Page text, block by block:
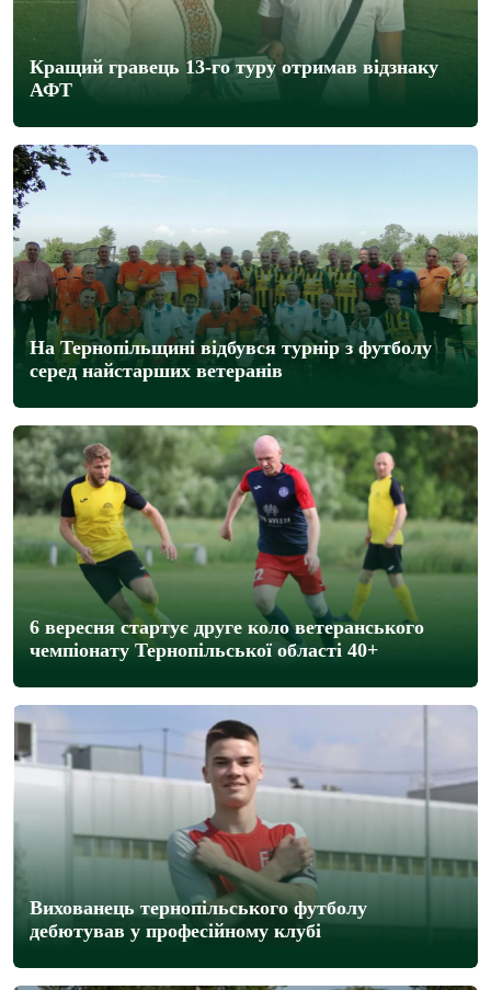
Кращий гравець 13-го туру отримав відзнаку
АФТ
На Тернопільщині відбувся турнір з футболу
серед найстарших ветеранів
6 вересня стартує друге коло ветеранського
чемпіонату Тернопільської області 40+
Вихованець тернопільського футболу
дебютував у професійному клубі